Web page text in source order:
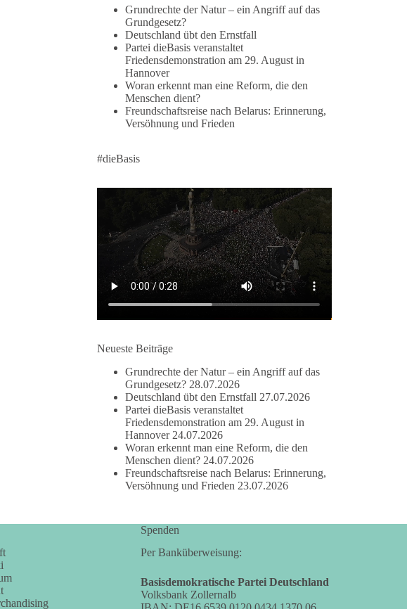
Menschen zwischen geopolitische Interessen
geraten können. Unabhängig davon, welche
politischen oder diplomatischen Ursachen diese
Krise im Einzelnen hatte, eines wird deutlich:
Wenn Migration als Druckmittel eingesetzt oder
von Schleusernetzwerken ausgenutzt werden
kann, verlieren am Ende immer die Menschen.
🟩🟩🟦🟦🟥🟥🟧🟧
dieBasis meint:
instrumentalisiert, verliert den Menschen aus dem
Europa braucht eine Migrationspolitik, die auf
drei Grundpfeilern beruht:
✅ Achtung der Menschenwürde
✅ Wahrung rechtsstaatlicher Verfahren
Krisen dürfen nicht verwaltet werden, sie müssen
Politik, die Fluchtursachen bekämpft,
Schleuserkriminalität entschlossen entgegentritt
und Migration nicht zum Gegenstand
geopolitischer Machtspiele werden lässt.
Der Mensch darf niemals zum Spielball
politischer Interessen werden.
#Migration
Auf Facebook ansehen
DieBasis
Grundrechte der Natur – ein Angriff auf das
Grundgesetz?
Deutschland übt den Ernstfall
Partei dieBasis veranstaltet
Friedensdemonstration am 29. August in
Hannover
Woran erkennt man eine Reform, die den
Menschen dient?
Freundschaftsreise nach Belarus: Erinnerung,
Versöhnung und Frieden
#dieBasis
Neueste Beiträge
Grundrechte der Natur – ein Angriff auf das
Grundgesetz? 28.07.2026
Deutschland übt den Ernstfall 27.07.2026
Partei dieBasis veranstaltet
Friedensdemonstration am 29. August in
Hannover 24.07.2026
Woran erkennt man eine Reform, die den
Menschen dient? 24.07.2026
Freundschaftsreise nach Belarus: Erinnerung,
Versöhnung und Frieden 23.07.2026
Spenden
Per Banküberweisung:
Basisdemokratische Partei Deutschland
Volksbank Zollernalb